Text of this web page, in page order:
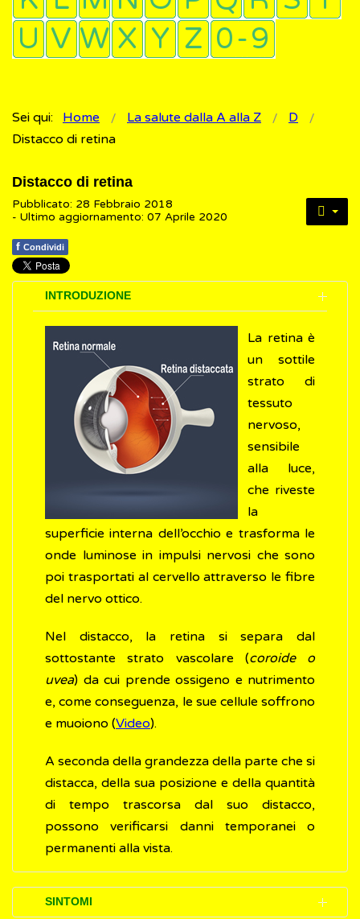
Sei qui: Home La salute dalla A alla Z
D
Distacco di retina
Distacco di retina
Pubblicato: 28 Febbraio 2018
- Ultimo aggiornamento: 07 Aprile 2020
f Condividi
INTRODUZIONE
La retina è
un sottile
strato di
tessuto
nervoso,
sensibile
alla luce,
che riveste
la
superficie interna dell’occhio e trasforma le
onde luminose in impulsi nervosi che sono
poi trasportati al cervello attraverso le fibre
del nervo ottico.
Nel distacco, la retina si separa dal
sottostante strato vascolare (coroide o
uvea) da cui prende ossigeno e nutrimento
e, come conseguenza, le sue cellule soffrono
e muoiono (Video).
A seconda della grandezza della parte che si
distacca, della sua posizione e della quantità
di tempo trascorsa dal suo distacco,
possono verificarsi danni temporanei o
permanenti alla vista.
SINTOMI